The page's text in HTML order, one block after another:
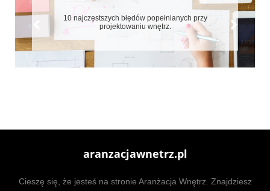
10 najczęstszych błędów popełnianych przy
projektowaniu wnętrz.
aranzacjawnetrz.pl
Cieszę się, że jesteś na stronie Aranżacja Wnętrz. Znajdziesz